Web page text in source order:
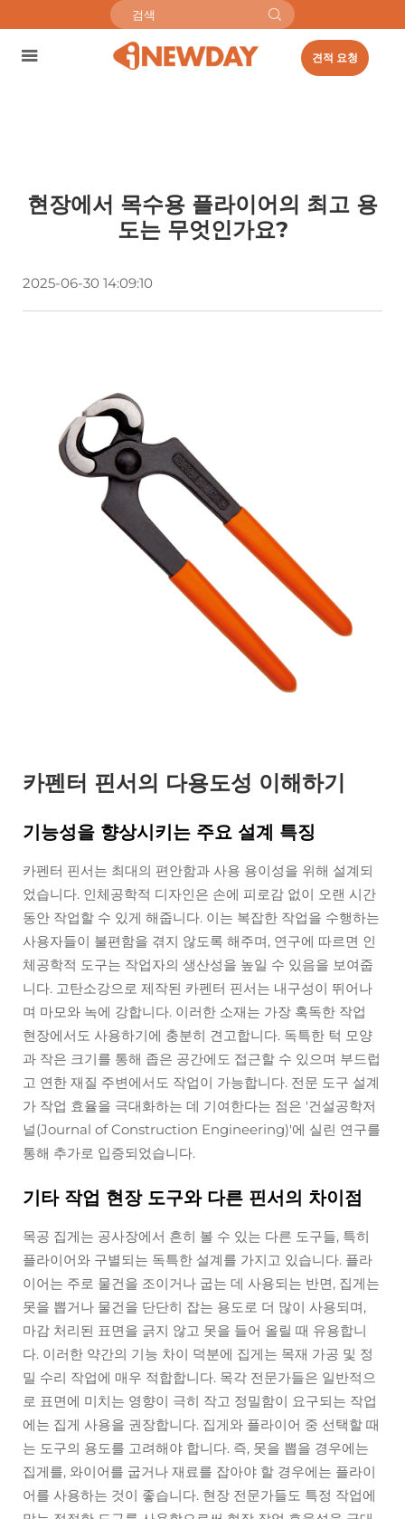
견적 요청
현장에서 목수용 플라이어의 최고 용
도는 무엇인가요?
2025-06-30 14:09:10
카펜터 핀서의 다용도성 이해하기
기능성을 향상시키는 주요 설계 특징
카펜터 핀서는 최대의 편안함과 사용 용이성을 위해 설계되
었습니다. 인체공학적 디자인은 손에 피로감 없이 오랜 시간
동안 작업할 수 있게 해줍니다. 이는 복잡한 작업을 수행하는
사용자들이 불편함을 겪지 않도록 해주며, 연구에 따르면 인
체공학적 도구는 작업자의 생산성을 높일 수 있음을 보여줍
니다. 고탄소강으로 제작된 카펜터 핀서는 내구성이 뛰어나
며 마모와 녹에 강합니다. 이러한 소재는 가장 혹독한 작업
현장에서도 사용하기에 충분히 견고합니다. 독특한 턱 모양
과 작은 크기를 통해 좁은 공간에도 접근할 수 있으며 부드럽
고 연한 재질 주변에서도 작업이 가능합니다. 전문 도구 설계
가 작업 효율을 극대화하는 데 기여한다는 점은 '건설공학저
널(Journal of Construction Engineering)'에 실린 연구를
통해 추가로 입증되었습니다.
기타 작업 현장 도구와 다른 핀서의 차이점
목공 집게는 공사장에서 흔히 볼 수 있는 다른 도구들, 특히
플라이어와 구별되는 독특한 설계를 가지고 있습니다. 플라
이어는 주로 물건을 조이거나 굽는 데 사용되는 반면, 집게는
못을 뽑거나 물건을 단단히 잡는 용도로 더 많이 사용되며,
마감 처리된 표면을 긁지 않고 못을 들어 올릴 때 유용합니
다. 이러한 약간의 기능 차이 덕분에 집게는 목재 가공 및 정
밀 수리 작업에 매우 적합합니다. 목각 전문가들은 일반적으
로 표면에 미치는 영향이 극히 작고 정밀함이 요구되는 작업
에는 집게 사용을 권장합니다. 집게와 플라이어 중 선택할 때
는 도구의 용도를 고려해야 합니다. 즉, 못을 뽑을 경우에는
집게를, 와이어를 굽거나 재료를 잡아야 할 경우에는 플라이
어를 사용하는 것이 좋습니다. 현장 전문가들도 특정 작업에